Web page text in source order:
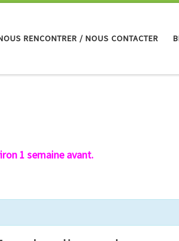
RENCONTRER / NOUS CONTACTER
1 semaine avant.